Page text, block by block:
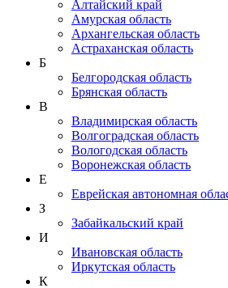
Алтайский край
Амурская область
Архангельская область
Астраханская область
Б
Белгородская область
Брянская область
В
Владимирская область
Волгоградская область
Вологодская область
Воронежская область
Е
Еврейская автономная
З
Забайкальский край
И
Ивановская область
Иркутская область
К